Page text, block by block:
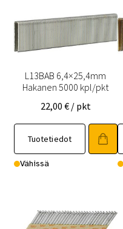
L13BAB 6,4×25,4mm
Hakanen 5000 kpl/pkt
22,00 € / pkt
Tuotetiedot
Vähissä